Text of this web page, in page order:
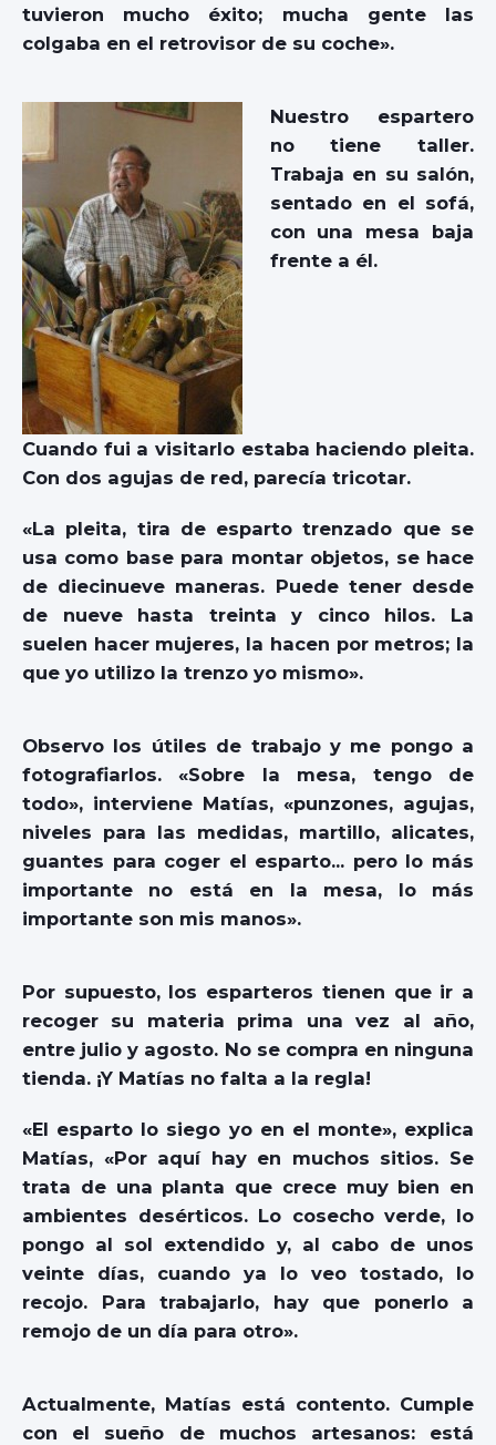
tuvieron mucho éxito; mucha gente las
colgaba en el retrovisor de su coche».
Nuestro espartero
no tiene taller.
Trabaja en su salón,
sentado en el sofá,
con una mesa baja
frente a él.
Cuando fui a visitarlo estaba haciendo pleita.
Con dos agujas de red, parecía tricotar.
«La pleita, tira de esparto trenzado que se
usa como base para montar objetos, se hace
de diecinueve maneras. Puede tener desde
de nueve hasta treinta y cinco hilos. La
suelen hacer mujeres, la hacen por metros; la
que yo utilizo la trenzo yo mismo».
Observo los útiles de trabajo y me pongo a
fotografiarlos. «Sobre la mesa, tengo de
todo», interviene Matías, «punzones, agujas,
niveles para las medidas, martillo, alicates,
guantes para coger el esparto… pero lo más
importante no está en la mesa, lo más
importante son mis manos».
Por supuesto, los esparteros tienen que ir a
recoger su materia prima una vez al año,
entre julio y agosto. No se compra en ninguna
tienda. ¡Y Matías no falta a la regla!
«El esparto lo siego yo en el monte», explica
Matías, «Por aquí hay en muchos sitios. Se
trata de una planta que crece muy bien en
ambientes desérticos. Lo cosecho verde, lo
pongo al sol extendido y, al cabo de unos
veinte días, cuando ya lo veo tostado, lo
recojo. Para trabajarlo, hay que ponerlo a
remojo de un día para otro».
Actualmente, Matías está contento. Cumple
con el sueño de muchos artesanos: está